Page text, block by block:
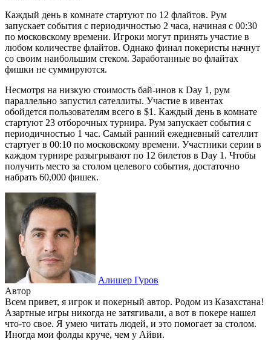
Каждый день в комнате стартуют по 12 флайтов. Рум
запускает события с периодичностью 2 часа, начиная с 00:30
по московскому времени. Игроки могут принять участие в
любом количестве флайтов. Однако финал покеристы начнут
со своим наибольшим стеком. Заработанные во флайтах
фишки не суммируются.
Несмотря на низкую стоимость бай-инов к Day 1, рум
параллельно запустил сателлиты. Участие в ивентах
обойдется пользователям всего в $1. Каждый день в комнате
стартуют 23 отборочных турнира. Рум запускает события с
периодичностью 1 час. Самый ранний ежедневный сателлит
стартует в 00:10 по московскому времени. Участники серии в
каждом турнире разыгрывают по 12 билетов в Day 1. Чтобы
получить место за столом целевого события, достаточно
набрать 60,000 фишек.
Алишер Гуров
Автор
Всем привет, я игрок и покерный автор. Родом из Казахстана!
Азартные игры никогда не затягивали, а вот в покере нашел
что-то свое. Я умею читать людей, и это помогает за столом.
Иногда мои фолды круче, чем у Айви.